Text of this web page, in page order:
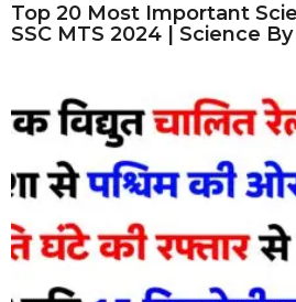
Top 20 Most Important
SSC MTS 2024 | Science